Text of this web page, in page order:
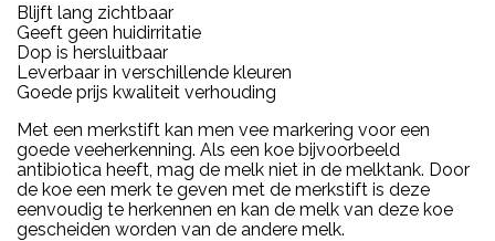
Blijft lang zichtbaar
Geeft geen huidirritatie
Dop is hersluitbaar
Leverbaar in verschillende kleuren
Goede prijs kwaliteit verhouding
Met een merkstift kan men vee markering voor een
goede veeherkenning. Als een koe bijvoorbeeld
antibiotica heeft, mag de melk niet in de melktank. Door
de koe een merk te geven met de merkstift is deze
eenvoudig te herkennen en kan de melk van deze koe
gescheiden worden van de andere melk.